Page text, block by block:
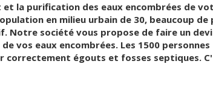
la purification des eaux encombrées de
en milieu urbain de 30, beaucoup
Notre société vous propose de faire un
eaux encombrées. Les 1500 personnes
correctement égouts et fosses septiques.